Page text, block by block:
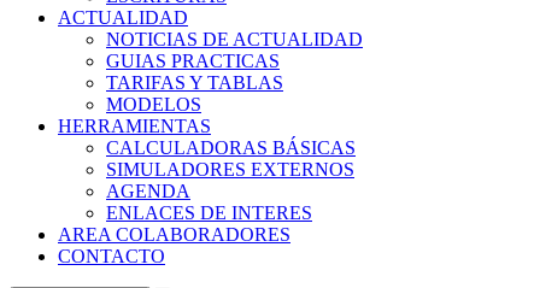
ACTUALIDAD
NOTICIAS DE ACTUALIDAD
GUIAS PRACTICAS
TARIFAS Y TABLAS
MODELOS
HERRAMIENTAS
CALCULADORAS BÁSICAS
SIMULADORES EXTERNOS
AGENDA
ENLACES DE INTERES
AREA COLABORADORES
CONTACTO